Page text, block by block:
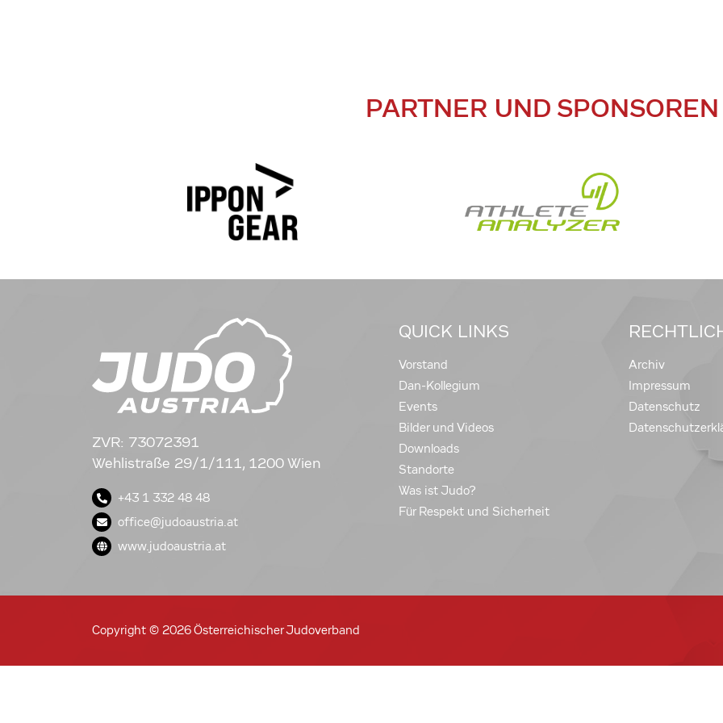
PARTNER UND SPONSOREN
ZVR: 73072391
Wehlistraße 29/1/111, 1200 Wien
+43 1 332 48 48
office@judoaustria.at
www.judoaustria.at
QUICK LINKS
Vorstand
Dan-Kollegium
Events
Bilder und Videos
Downloads
Standorte
Was ist Judo?
Für Respekt und Sicherheit
Archiv
Impressum
Datenschutz
Copyright © 2026 Österreichischer Judoverband